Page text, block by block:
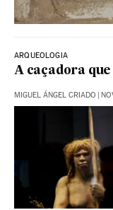
ARQUEOLOGIA
A caçadora
MIGUEL ÁNGEL CRIADO |